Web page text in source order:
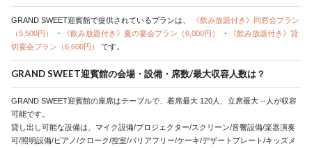
GRAND SWEET迎賓館で提供されているプランは、
《飲み放題付き》同窓会プラン
（5,500円）
・ 《飲み放題付き》夏の宴会プラン（6,000円） ・
《飲み放題付き》貸
切宴会プラン（6,600円） です。
GRAND SWEET迎賓館の会場・設備・席数/最大収容人数は？
GRAND SWEET迎賓館の座席はテーブルで、着席最大 120人、立席最大 --人が収容
可能です。
貸し出し可能な設備は、マイク設備/プロジェクター/スクリーン/音響設備/楽器演奏
可/照明設備/ピアノ/クローク/控室/バリアフリー/ケーキ/デザートプレート/キッズメ